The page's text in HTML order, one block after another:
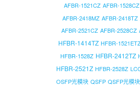
AFBR-1521CZ AFBR-1528CZ
AFBR-2418MZ AFBR-2418TZ
AFBR-2521CZ AFBR-2528CZ
HFBR-1414TZ HFBR-
HFBR-1528Z HFBR-2412TZ
HFBR-2521Z HFBR-2528Z
OSFP光模块 QSFP QSFP光模块